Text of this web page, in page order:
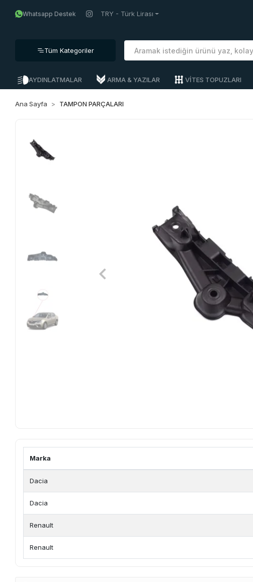
Whatsapp Destek TRY - Türk Lirası
Tüm Kategoriler
AYDINLATMALAR ARMA & YAZILAR VİTES TOPUZLARI
Ana Sayfa TAMPON PARÇALARI
Marka
Dacia
Dacia
Renault
Renault